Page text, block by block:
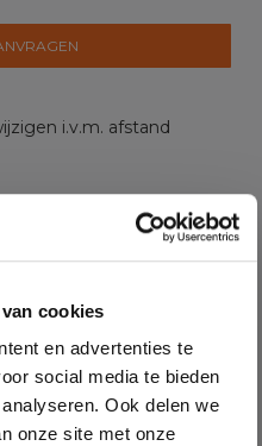
cookies
en advertenties te
social media te bieden
Ook delen we
onze site met onze
i.v.m. afstand
Beschrijving
PVC Lijm
Rechte plank